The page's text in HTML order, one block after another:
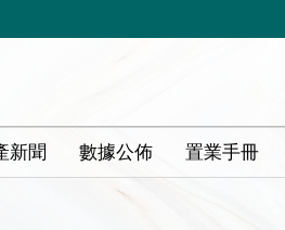
新聞 數據公佈 置業手冊